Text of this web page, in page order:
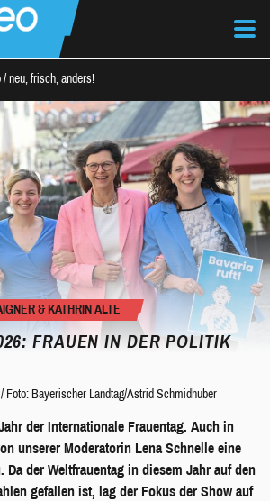
/ neu, frisch, anders!
& KATHRIN ALTE
FRAUEN IN DER POLITIK
/ Foto: Bayerischer Landtag/Astrid Schmidhuber
der Internationale Frauentag. Auch in
unserer Moderatorin Lena Schnelle eine
Da der Weltfrauentag in diesem Jahr auf den
gefallen ist, lag der Fokus der Show auf